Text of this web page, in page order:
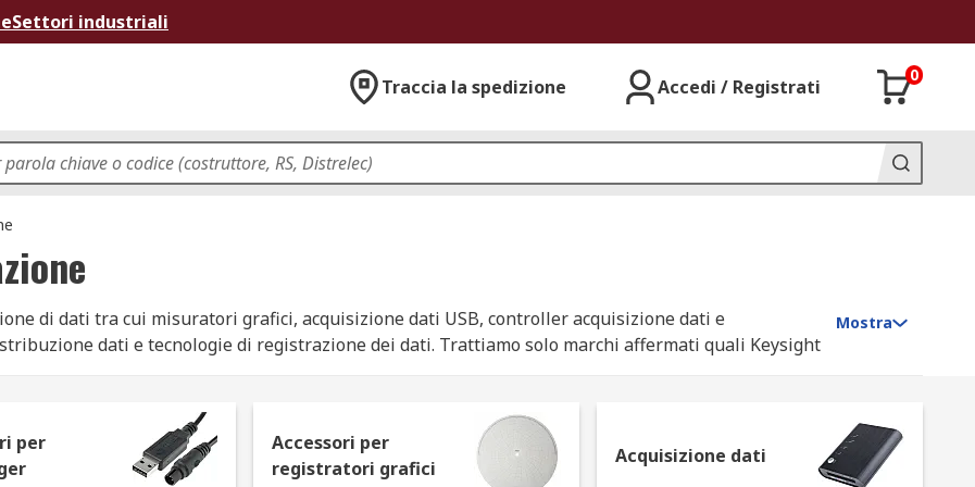
Settori industriali
Traccia la spedizione Accedi / Registrati
0
di dati tra cui misuratori grafici, acquisizione dati USB, controller acquisizione dati e
dati e tecnologie di registrazione dei dati. Trattiamo solo marchi affermati quali Keysight
di raccolta e monitoraggio di segnali elettrici o fisici come la temperatura, la corrente, la
Mostra
per
Accessori per
registratori grafici
Acquisizione dati